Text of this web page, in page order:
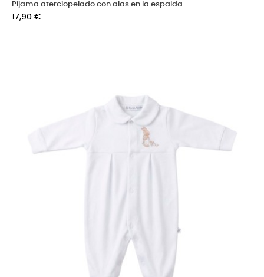
Pijama aterciopelado con alas en la espalda
Precio
17,90 €